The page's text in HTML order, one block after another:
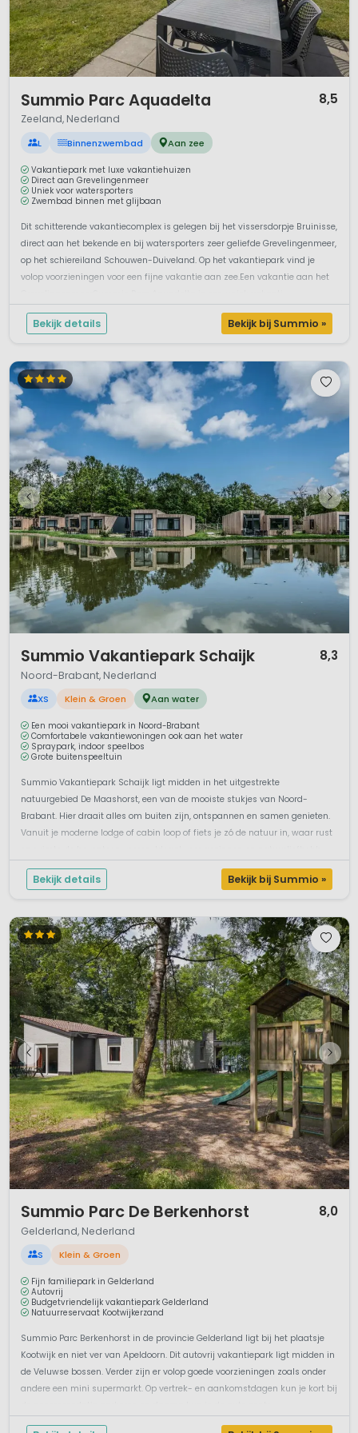
Summio Parc Aquadelta 8,5
Zeeland, Nederland
L Binnenzwembad Aan zee
Vakantiepark met luxe vakantiehuizen
Direct aan Grevelingenmeer
Uniek voor watersporters
Zwembad binnen met glijbaan
Dit schitterende vakantiecomplex is gelegen bij het vissersdorpje Bruinisse,
direct aan het bekende en bij watersporters zeer geliefde Grevelingenmeer,
op het schiereiland Schouwen-Duiveland. Op het vakantiepark vind je
volop voorzieningen voor een fijne vakantie aan zee.Een vakantie aan het
Bekijk details Bekijk bij Summio »
Summio Vakantiepark Schaijk 8,3
Noord-Brabant, Nederland
XS Klein & Groen Aan water
Een mooi vakantiepark in Noord-Brabant
Comfortabele vakantiewoningen ook aan het water
Spraypark, indoor speelbos
Grote buitenspeeltuin
Summio Vakantiepark Schaijk ligt midden in het uitgestrekte
natuurgebied De Maashorst, een van de mooiste stukjes van Noord-
Brabant. Hier draait alles om buiten zijn, ontspannen en samen genieten.
Vanuit je moderne lodge of cabin loop of fiets je zó de natuur in, waar rust
Bekijk details Bekijk bij Summio »
Summio Parc De Berkenhorst 8,0
Gelderland, Nederland
S Klein & Groen
Fijn familiepark in Gelderland
Autovrij
Budgetvriendelijk vakantiepark Gelderland
Natuurreservaat Kootwijkerzand
Summio Parc Berkenhorst in de provincie Gelderland ligt bij het plaatsje
Kootwijk en niet ver van Apeldoorn. Dit autovrij vakantiepark ligt midden in
de Veluwse bossen. Verder zijn er volop goede voorzieningen zoals onder
andere een mini supermarkt. Op vertrek- en aankomstdagen kun je kort bij